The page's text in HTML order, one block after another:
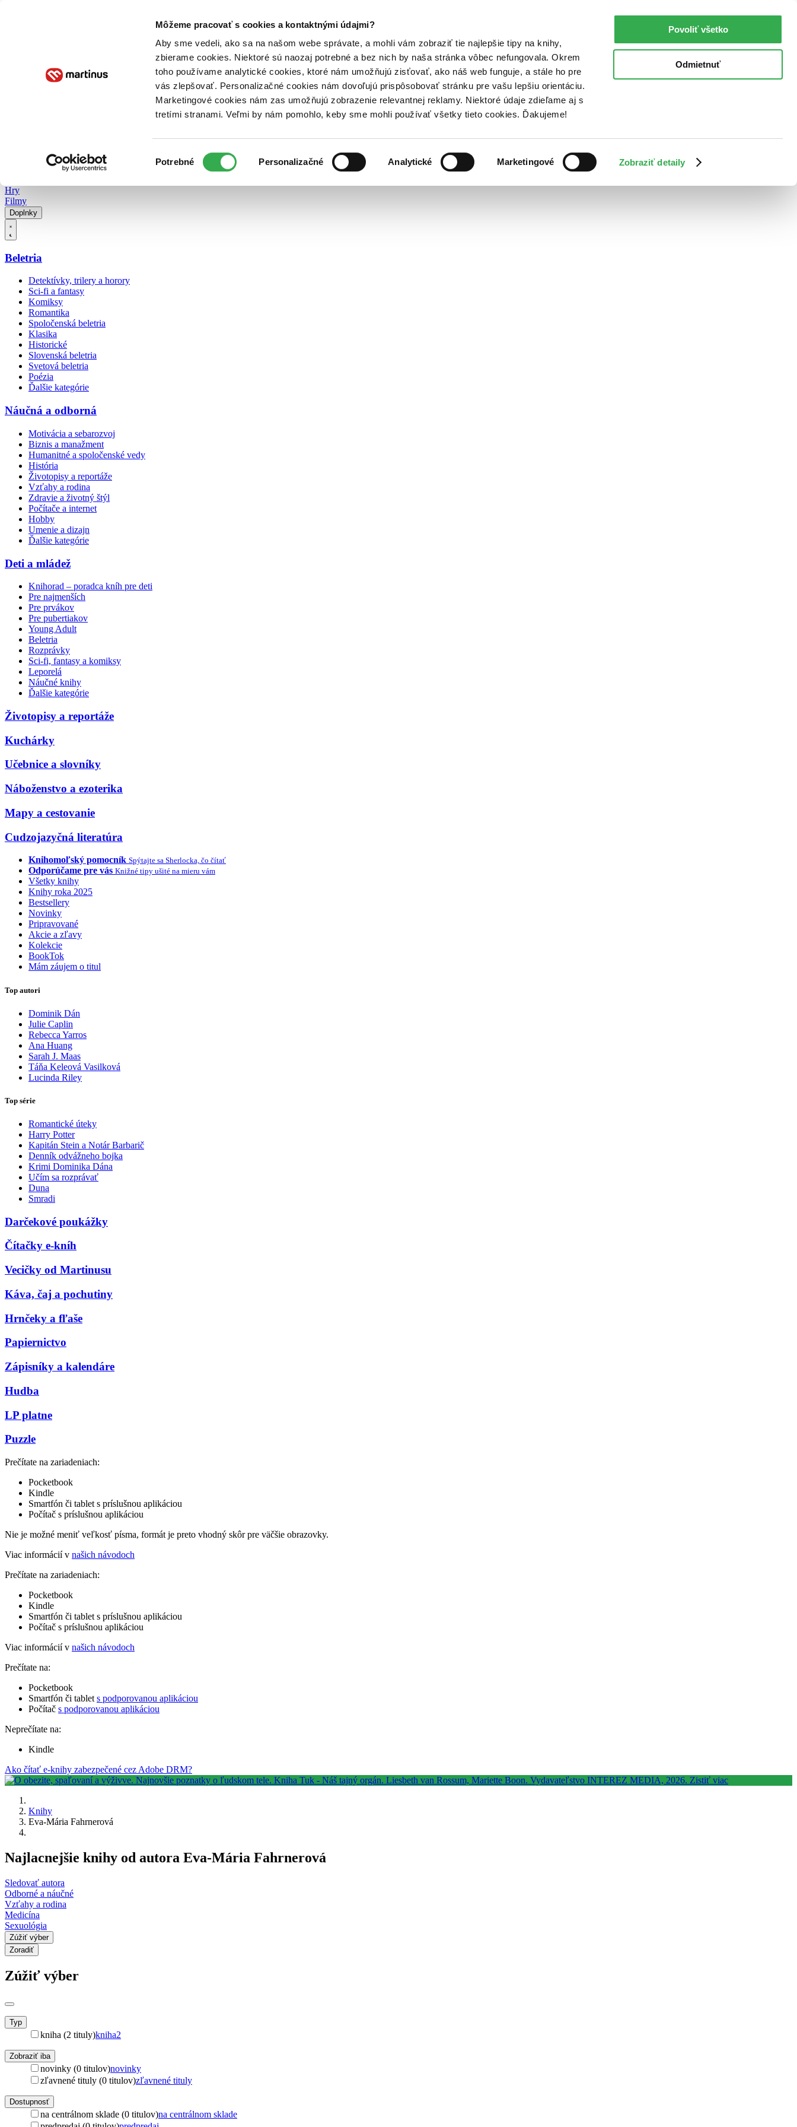
Môžeme pracovať s cookies a kontaktnými údajmi?
Aby sme vedeli, ako sa na našom webe správate, a mohli vám zobraziť tie najlepšie tipy na knihy,
zbierame cookies. Niektoré sú naozaj potrebné a bez nich by naša stránka vôbec nefungovala. Okrem
toho používame analytické cookies, ktoré nám umožňujú zisťovať, ako náš web funguje, a stále ho pre
vás zlepšovať. Personalizačné cookies nám dovoľujú prispôsobovať stránku pre vašu lepšiu orientáciu.
Marketingové cookies nám zas umožňujú zobrazenie relevantnej reklamy. Niektoré údaje zdieľame aj s
tretími stranami. Veľmi by nám pomohlo, keby sme mohli používať všetky tieto cookies. Ďakujeme!
súhlasu
Potrebné Personalizačné Analytické Marketingové Zobraziť detaily
Povoliť všetko
Odmietnuť
Poukážky Kontakt
Hry
Filmy
Doplnky
Beletria
Detektívky, trilery a horory
Sci-fi a fantasy
Komiksy
Romantika
Spoločenská beletria
Klasika
Historické
Slovenská beletria
Svetová beletria
Poézia
Ďalšie kategórie
Náučná a odborná
Motivácia a sebarozvoj
Biznis a manažment
Humanitné a spoločenské vedy
História
Životopisy a reportáže
Vzťahy a rodina
Zdravie a životný štýl
Počítače a internet
Hobby
Umenie a dizajn
Ďalšie kategórie
Deti a mládež
Knihorad – poradca kníh pre deti
Pre najmenších
Pre prvákov
Pre pubertiakov
Young Adult
Beletria
Rozprávky
Sci-fi, fantasy a komiksy
Leporelá
Náučné knihy
Ďalšie kategórie
Životopisy a reportáže
Kuchárky
Učebnice a slovníky
Náboženstvo a ezoterika
Mapy a cestovanie
Cudzojazyčná literatúra
Knihomoľský pomocník Spýtajte sa Sherlocka, čo čítať
Odporúčame pre vás Knižné tipy ušité na mieru vám
Všetky knihy
Knihy roka 2025
Bestsellery
Novinky
Pripravované
Akcie a zľavy
Kolekcie
BookTok
Mám záujem o titul
Top autori
Dominik Dán
Julie Caplin
Rebecca Yarros
Ana Huang
Sarah J. Maas
Táňa Keleová Vasilková
Lucinda Riley
Top série
Romantické úteky
Harry Potter
Kapitán Stein a Notár Barbarič
Denník odvážneho bojka
Krimi Dominika Dána
Učím sa rozprávať
Duna
Smradi
Darčekové poukážky
Čítačky e-kníh
Vecičky od Martinusu
Káva, čaj a pochutiny
Hrnčeky a fľaše
Papiernictvo
Zápisníky a kalendáre
Hudba
LP platne
Puzzle
Prečítate na zariadeniach:
Pocketbook
Kindle
Smartfón či tablet s príslušnou aplikáciou
Počítač s príslušnou aplikáciou
Nie je možné meniť veľkosť písma, formát je preto vhodný skôr pre väčšie obrazovky.
Viac informácií v našich návodoch
Prečítate na zariadeniach:
Pocketbook
Kindle
Smartfón či tablet s príslušnou aplikáciou
Počítač s príslušnou aplikáciou
Viac informácií v našich návodoch
Prečítate na:
Pocketbook
Smartfón či tablet s podporovanou aplikáciou
Počítač s podporovanou aplikáciou
Neprečítate na:
Kindle
Ako čítať e-knihy zabezpečené cez Adobe DRM?
Knihy
Eva-Mária Fahrnerová
Najlacnejšie knihy od autora Eva-Mária Fahrnerová
Sledovať autora
Odborné a náučné
Vzťahy a rodina
Medicína
Sexuológia
Zúžiť výber
Zoradiť
Zúžiť výber
Typ
kniha (2 tituly)kniha2
Zobraziť iba
novinky (0 titulov)novinky
zľavnené tituly (0 titulov)zľavnené tituly
Dostupnosť
na centrálnom sklade (0 titulov)na centrálnom sklade